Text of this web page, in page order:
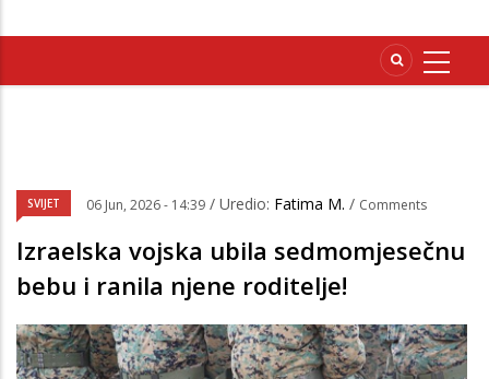
SVIJET 06 Jun, 2026 - 14:39 / Uredio: Fatima M. / Comments
Izraelska vojska ubila sedmomjesečnu
bebu i ranila njene roditelje!